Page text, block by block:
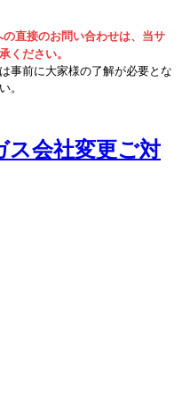
直接のお問い合わせは、当サ
ください。
事前に大家様の了解が必要とな
。
ス会社変更ご対